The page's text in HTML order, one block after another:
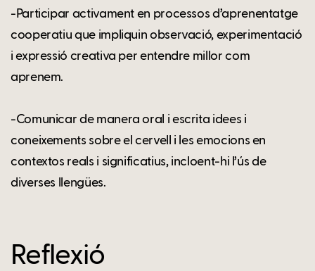
-Participar activament en processos d’aprenentatge
cooperatiu que impliquin observació, experimentació
i expressió creativa per entendre millor com
aprenem.
-Comunicar de manera oral i escrita idees i
coneixements sobre el cervell i les emocions en
contextos reals i significatius, incloent-hi l’ús de
diverses llengües.
Reflexió